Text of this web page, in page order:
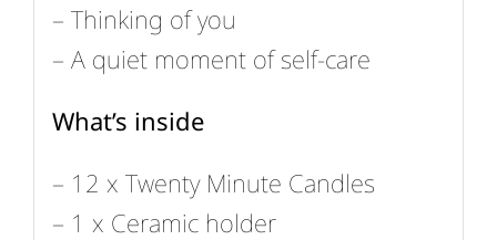
– Thinking of you
– A quiet moment of self-care
What’s inside
– 12 x Twenty Minute Candles
– 1 x Ceramic holder